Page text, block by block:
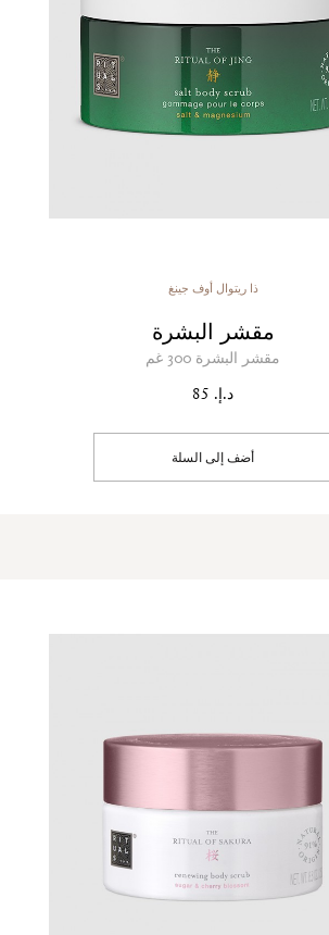
ذا ريتوال أوف جينغ
مقشر البشرة
مقشر البشرة 300 غم
د.إ. 85
أضف إلى السلة